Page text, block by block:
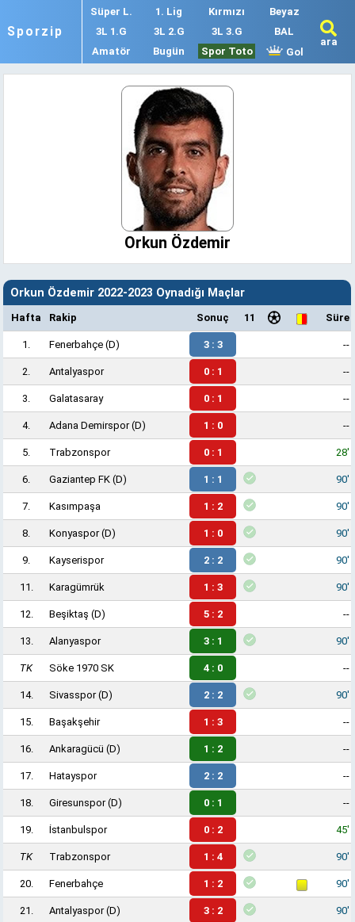
Sporzip
Süper L. 1. Lig Kırmızı
Beyaz
3L 1.G
3L 2.G 3L 3.G
BAL
Amatör
Bugün Spor Toto Gol
ara
Orkun Özdemir
Orkun Özdemir 2022-2023 Oynadığı Maçlar
Hafta Rakip Sonuç 11 Süre
1. Fenerbahçe (D) 3 : 3 --
2. Antalyaspor 0 : 1 --
3. Galatasaray 0 : 1 --
4. Adana Demirspor(D) 1 : 0 --
5. Trabzonspor 0 : 1 28'
6. Gaziantep FK (D) 1 : 1 90'
7. Kasımpaşa 1 : 2 90'
8. Konyaspor(D) 1 : 0 90'
9. Kayserispor 2 : 2 90'
11. Karagümrük 1 : 3 90'
12. Beşiktaş (D) 5 : 2 --
13. Alanyaspor 3 : 1 90'
TK Söke 1970 SK 4 : 0 --
14. Sivasspor(D) 2 : 2 90'
15. Başakşehir 1 : 3 --
16. Ankaragücü (D) 1 : 2 --
17. Hatayspor 2 : 2 --
18. Giresunspor(D) 0 : 1 --
19. İstanbulspor 0 : 2 45'
TK Trabzonspor 1 : 4 90'
20. Fenerbahçe 1 : 2 90'
21. Antalyaspor(D) 3 : 2 90'